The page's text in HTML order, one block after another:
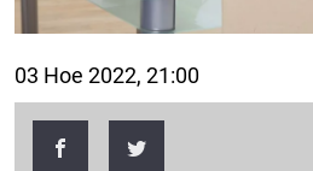
03 Ное 2022, 21:00